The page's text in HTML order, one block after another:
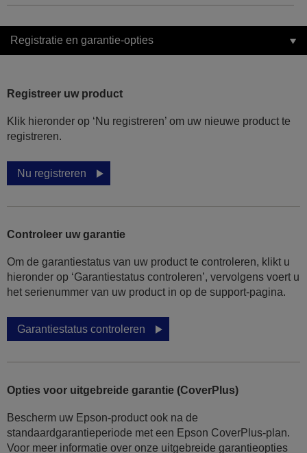
Registratie en garantie-opties
Registreer uw product
Klik hieronder op ‘Nu registreren’ om uw nieuwe product te
registreren.
Nu registreren
Controleer uw garantie
Om de garantiestatus van uw product te controleren, klikt u
hieronder op ‘Garantiestatus controleren’, vervolgens voert u
het serienummer van uw product in op de support-pagina.
Garantiestatus controleren
Opties voor uitgebreide garantie (CoverPlus)
Bescherm uw Epson-product ook na de
standaardgarantieperiode met een Epson CoverPlus-plan.
Voor meer informatie over onze uitgebreide garantieopties